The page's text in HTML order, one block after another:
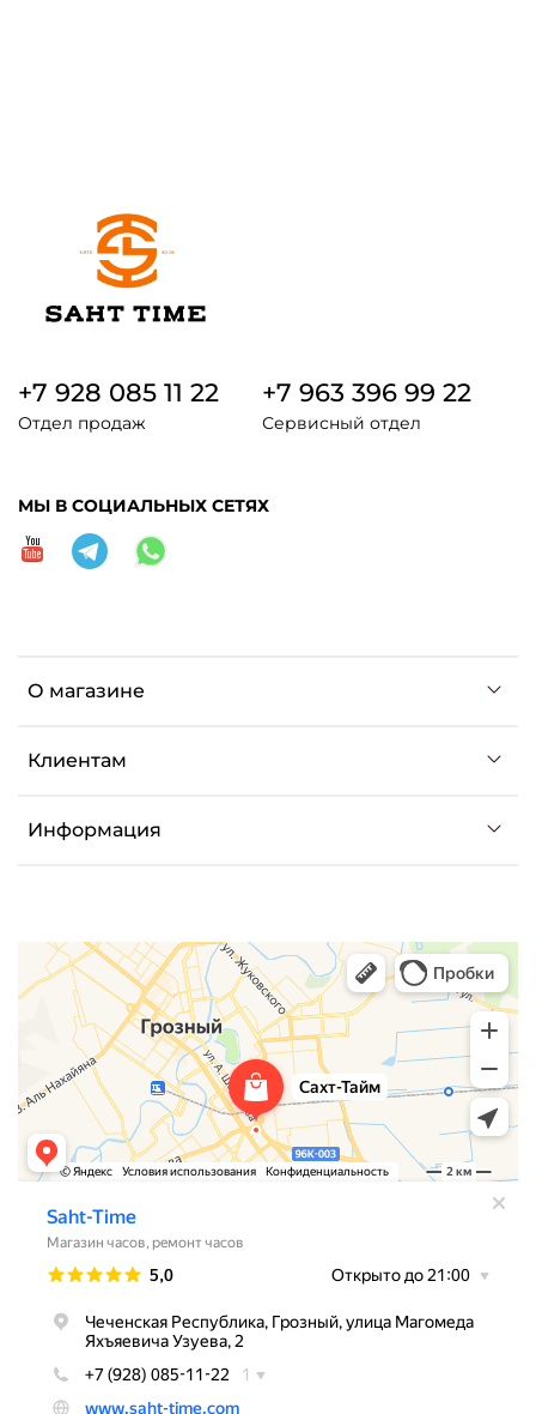
О магазине
Клиентам
Информация
+7 928 085 11 22
Отдел продаж
+7 963 396 99 22
Сервисный отдел
МЫ В СОЦИАЛЬНЫХ СЕТЯХ